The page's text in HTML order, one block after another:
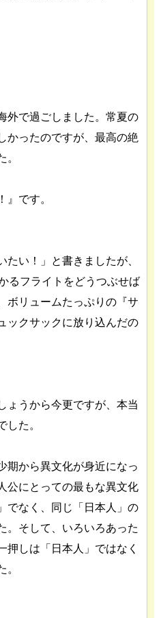
外で過ごしました。常夏の
かったのですが、最高の絶
。
』です。
たい！」と書きましたが、
るフライトをどうつぶせば
ボリュームたっぷりの『サ
ックサックに放り込んだの
ょうから今更ですが、本当
した。
期から異文化が身近になっ
公にとっての最もな異文化
でなく、同じ「日本人」の
。そして、いろいろあった
押しは「日本人」ではなく
。